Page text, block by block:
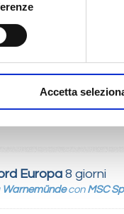
Accetta
Copenhagen MSC
Haugesund, Bergen,
Europa 8 giorni
Warnemündecon MSC